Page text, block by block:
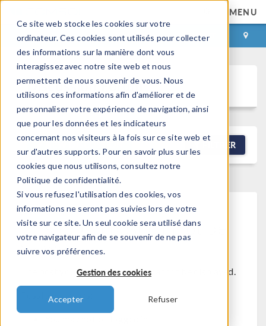
Ce site web stocke les cookies sur votre
ordinateur. Ces cookies sont utilisés pour collecter
des informations sur la manière dont vous
interagissez avec notre site web et nous
permettent de nous souvenir de vous. Nous
utilisons ces informations afin d'améliorer et de
personnaliser votre expérience de navigation, ainsi
que pour les données et les indicateurs
concernant nos visiteurs à la fois sur ce site web et
sur d'autres supports. Pour en savoir plus sur les
cookies que nous utilisons, consultez notre
Politique de confidentialité.
Si vous refusez l'utilisation des cookies, vos
informations ne seront pas suivies lors de votre
visite sur ce site. Un seul cookie sera utilisé dans
votre navigateur afin de se souvenir de ne pas
suivre vos préférences.
Gestion des cookies
Accepter Refuser
MENU
CONNEXION CONTACT
Discussion Forum
FILTRER
This forum post cannot be
viewed
The post you are trying to view cannot be displayed.
Possible reasons: